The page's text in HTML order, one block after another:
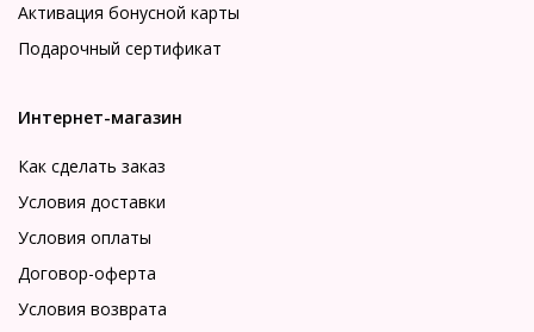
Активация бонусной карты
Подарочный сертификат
Интернет-магазин
Как сделать заказ
Условия доставки
Условия оплаты
Договор-оферта
Условия возврата